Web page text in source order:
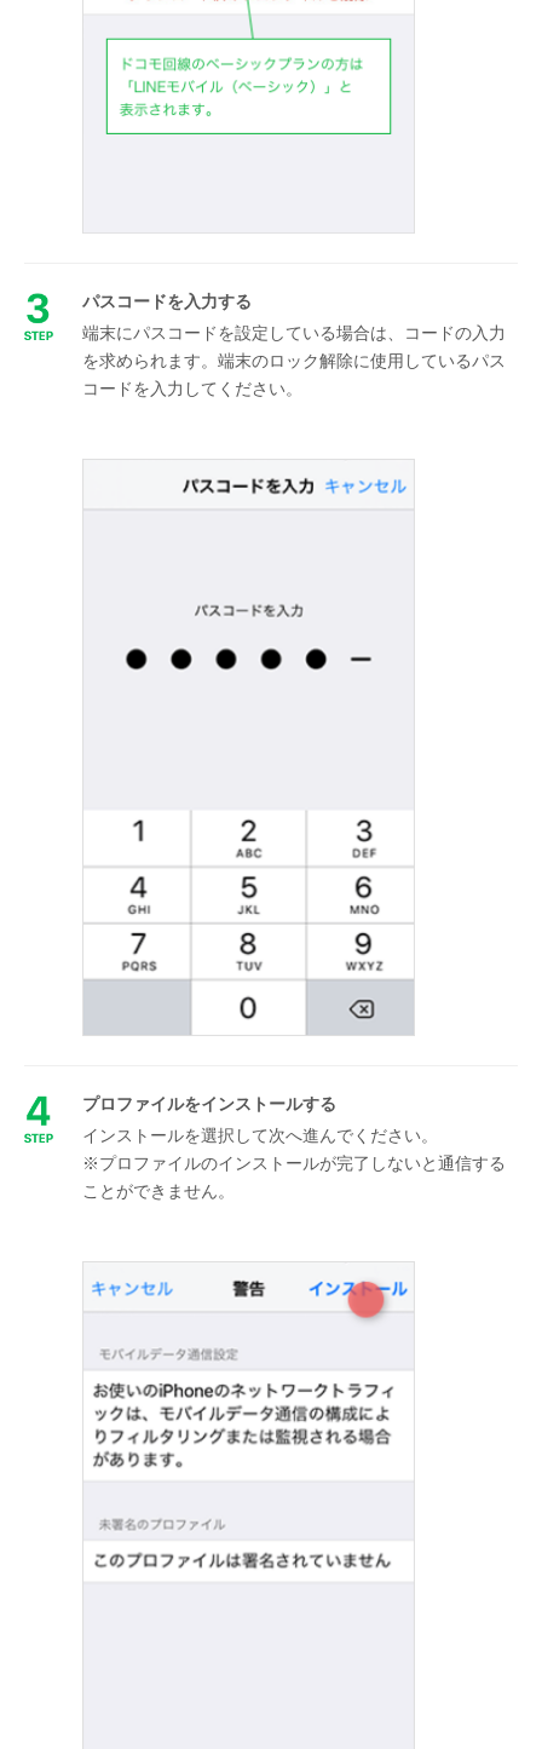
パスコードを入力する
端末にパスコードを設定している場合は、コードの入力
を求められます。端末のロック解除に使用しているパス
コードを入力してください。
プロファイルをインストールする
インストールを選択して次へ進んでください。
※プロファイルのインストールが完了しないと通信する
ことができません。